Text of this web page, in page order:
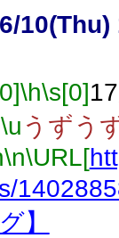
\h\s[0]
\u うずう
\n\URL[
】